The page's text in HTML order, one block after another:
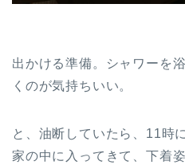
出かける準備。シャワーを
くのが気持ちいい。
と、油断していたら、11時
家の中に入ってきて、下着